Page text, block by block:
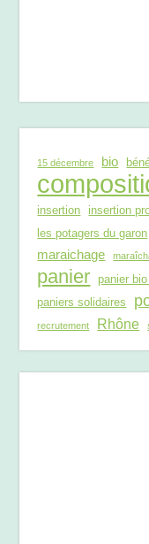
15 décembre bio
insertion insertion
les potagers du garon
maraichage
panier panier
paniers solidaires
recrutement Rhône